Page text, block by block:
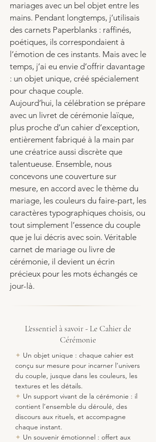
mariages avec un bel objet entre les
mains. Pendant longtemps, j’utilisais
des carnets Paperblanks : raffinés,
poétiques, ils correspondaient à
l’émotion de ces instants. Mais avec le
temps, j’ai eu envie d’offrir davantage
: un objet unique, créé spécialement
pour chaque couple.
Aujourd’hui, la célébration se prépare
avec un livret de cérémonie laïque,
plus proche d’un cahier d’exception,
entièrement fabriqué à la main par
une créatrice aussi discrète que
talentueuse. Ensemble, nous
concevons une couverture sur
mesure, en accord avec le thème du
mariage, les couleurs du faire-part, les
caractères typographiques choisis, ou
tout simplement l’essence du couple
que je lui décris avec soin. Véritable
carnet de mariage ou livre de
cérémonie, il devient un écrin
précieux pour les mots échangés ce
jour-là.
L'essentiel à savoir - Le Cahier de
Cérémonie
✦ Un objet unique : chaque cahier est
conçu sur mesure pour incarner l’univers
du couple, jusque dans les couleurs, les
textures et les détails.
✦ Un support vivant de la cérémonie : il
contient l’ensemble du déroulé, des
discours aux rituels, et accompagne
chaque instant.
✦ Un souvenir émotionnel : offert aux